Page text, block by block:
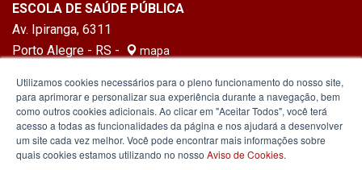
ESCOLA DE SAÚDE PÚBLICA
Av. Ipiranga, 6311
Porto Alegre - RS -
mapa
Utilizamos cookies necessários para o pleno funcionamento do nosso site,
para aprimorar e personalizar sua experiência durante a navegação, bem
como outros cookies adicionais. Ao clicar em "Aceitar Todos", você terá
acesso a todas as funcionalidades da página e nos ajudará a desenvolver
um site cada vez melhor. Você pode encontrar mais informações sobre
quais cookies estamos utilizando no nosso Aviso de Cookies.